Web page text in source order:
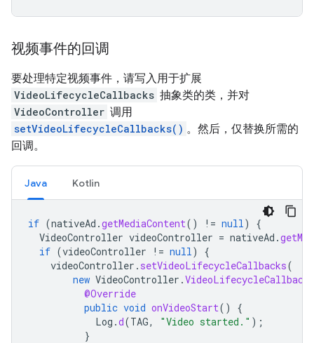
视频事件的回调
要处理特定视频事件，请写入用于扩展
VideoLifecycleCallbacks 抽象类的类，并对
VideoController 调用
setVideoLifecycleCallbacks() 。然后，仅替换所需的
回调。
Java Kotlin
if (nativeAd .getMediaContent() != null)
{
VideoController videoController = nativeAd .
if (videoController != null)
{
videoController . setVideoLifecycleCallbacks(
new VideoController .VideoLifecycleCallbacks
@Override
public void onVideoStart()
{
Log .d(TAG, "Video started." );
}